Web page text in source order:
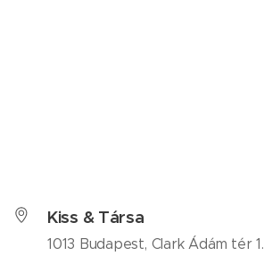
Kiss & Társa
1013 Budapest, Clark Ádám tér 1.